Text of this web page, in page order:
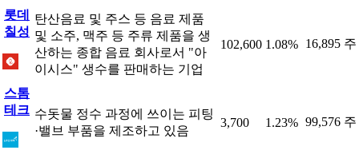
롯데
칠성
탄산음료 및 주스 등 음료 제품
및 소주, 맥주 등 주류 제품을 생
산하는 종합 음료 회사로서 "아
이시스" 생수를 판매하는 기업
102,600 1.08% 16,895 주
스톰
테크 수돗물 정수 과정에 쓰이는 피팅
·밸브 부품을 제조하고 있음
3,700 1.23% 99,576 주